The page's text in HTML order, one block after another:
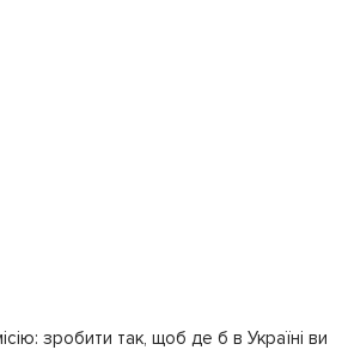
зробити так, щоб де б в Україні ви